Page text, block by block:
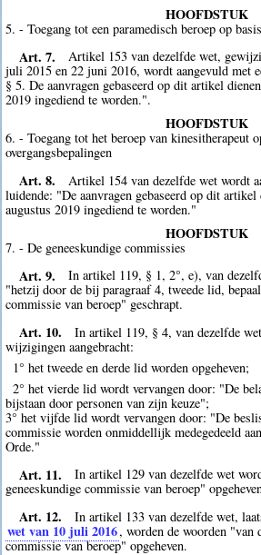
HOOFDSTUK
5. - Toegang tot een paramedisch beroep op
Art. 7.
Artikel 153 van dezelfde wet,
juli 2015 en 22 juni 2016, wordt aangevuld met
§ 5. De aanvragen gebaseerd op dit artikel
2019 ingediend te worden.".
HOOFDSTUK
6. - Toegang tot het beroep van kinesitherapeut
overgangsbepalingen
Art. 8.
Artikel 154 van dezelfde wet wordt
luidende: "De aanvragen gebaseerd op dit artikel
augustus 2019 ingediend te worden."
HOOFDSTUK
7. - De geneeskundige commissies
Art. 9.
In artikel 119, § 1, 2°, e), van
"hetzij door de bij paragraaf 4, tweede lid,
commissie van beroep" geschrapt.
Art. 10.
In artikel 119, § 4, van dezelfde
wijzigingen aangebracht:
1° het tweede en derde lid worden opgeheven;
2° het vierde lid wordt vervangen door: "De
bijstaan door personen van zijn keuze";
3° het vijfde lid wordt vervangen door: "De
commissie worden onmiddellijk medegedeeld
Orde."
Art. 11.
In artikel 129 van dezelfde wet
geneeskundige commissie van beroep"
Art. 12. In artikel 133 van dezelfde wet,
wet van 10 juli 2016, worden de woorden "van
commissie van beroep" opgeheven.